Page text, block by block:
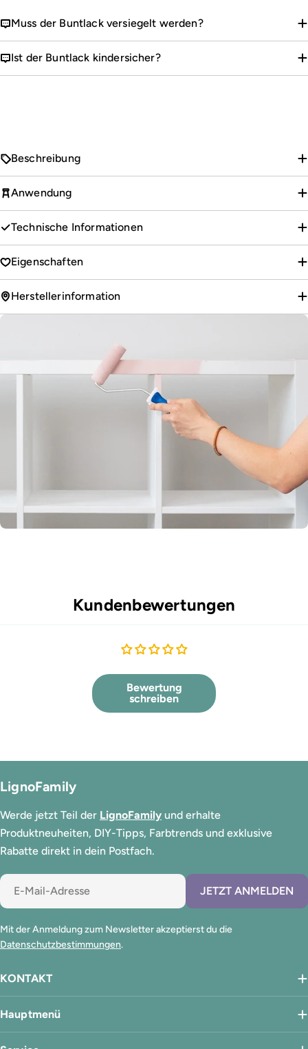
Muss der Buntlack versiegelt werden?
Ist der Buntlack kindersicher?
Beschreibung
Anwendung
Technische Informationen
Eigenschaften
Herstellerinformation
Kundenbewertungen
Bewertung
schreiben
KONTAKT
Hauptmenü
LignoFamily
Werde jetzt Teil der LignoFamily und erhalte
Produktneuheiten, DIY-Tipps, Farbtrends und exklusive
Rabatte direkt in dein Postfach.
E-
Mail
JETZT ANMELDEN
Mit der Anmeldung zum Newsletter akzeptierst du die
Datenschutzbestimmungen.